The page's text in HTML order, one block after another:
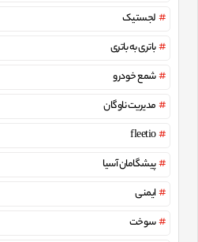
لجستیک
باتری به باتری
شمع خودرو
مدیریت ناوگان
fleetio
پیشگامان آسیا
ایمنی
سوخت